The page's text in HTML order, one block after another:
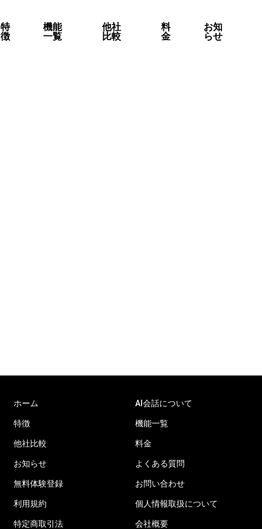
特
徴
機能
一覧
他社
比較
料
金
お知
らせ
ホーム AI会話について
特徴 機能一覧
他社比較 料金
お知らせ よくある質問
無料体験登録 お問い合わせ
利用規約 個人情報取扱について
特定商取引法 会社概要